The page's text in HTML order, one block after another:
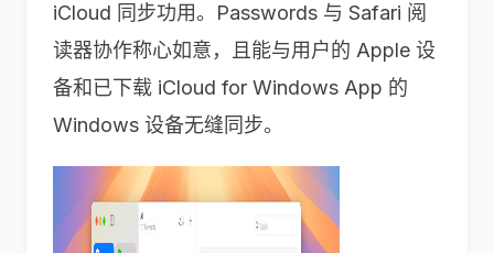
iCloud 同步功用。Passwords 与 Safari 阅
读器协作称心如意，且能与用户的 Apple 设
备和已下载 iCloud for Windows App 的
Windows 设备无缝同步。